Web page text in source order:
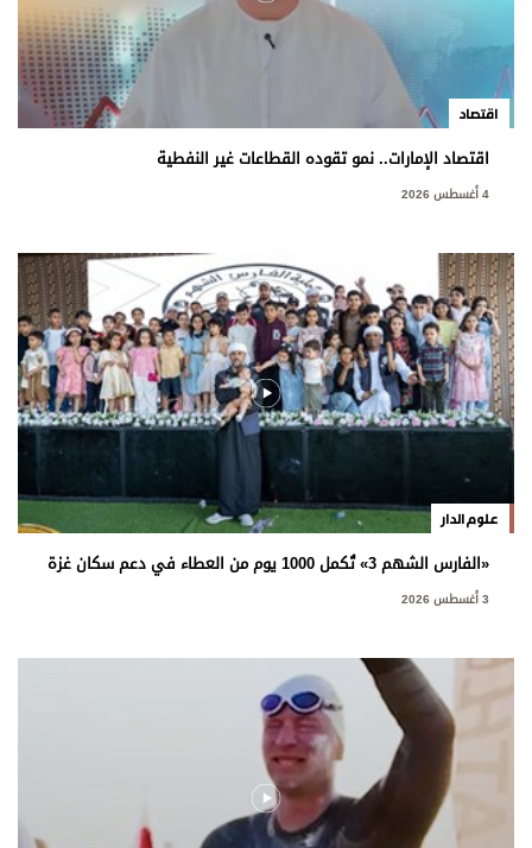
اقتصاد
اقتصاد الإمارات.. نمو تقوده القطاعات غير النفطية
4 أغسطس 2026
علوم الدار
«الفارس الشهم 3» تُكمل 1000 يوم من العطاء في دعم سكان غزة
3 أغسطس 2026